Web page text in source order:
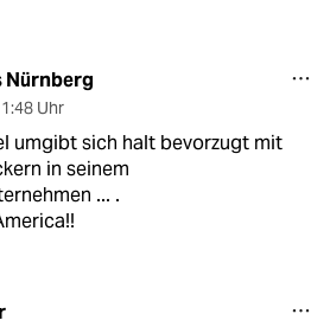
Nürnberg
Uhr
umgibt sich halt bevorzugt mit
in seinem
... .